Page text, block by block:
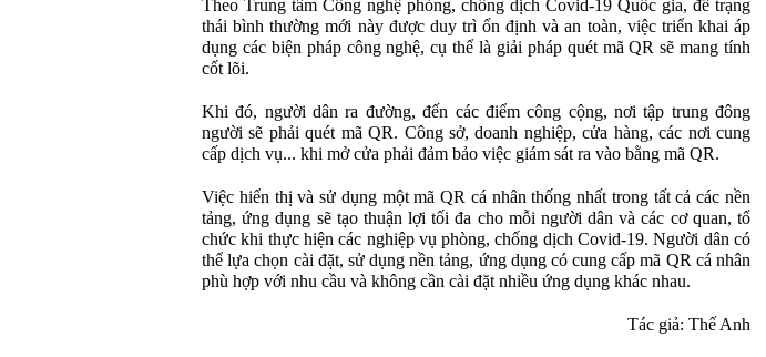
Theo Trung tâm Công nghệ phòng, chống dịch Covid-19 Quốc gia, để trạng
thái bình thường mới này được duy trì ổn định và an toàn, việc triển khai áp
dụng các biện pháp công nghệ, cụ thể là giải pháp quét mã QR sẽ mang tính
cốt lõi.
Khi đó, người dân ra đường, đến các điểm công cộng, nơi tập trung đông
người sẽ phải quét mã QR. Công sở, doanh nghiệp, cửa hàng, các nơi cung
cấp dịch vụ... khi mở cửa phải đảm bảo việc giám sát ra vào bằng mã QR.
Việc hiển thị và sử dụng một mã QR cá nhân thống nhất trong tất cả các nền
tảng, ứng dụng sẽ tạo thuận lợi tối đa cho mỗi người dân và các cơ quan, tổ
chức khi thực hiện các nghiệp vụ phòng, chống dịch Covid-19. Người dân có
thể lựa chọn cài đặt, sử dụng nền tảng, ứng dụng có cung cấp mã QR cá nhân
phù hợp với nhu cầu và không cần cài đặt nhiều ứng dụng khác nhau.
Tác giả: Thế Anh